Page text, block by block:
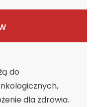
do
dla zdrowia.